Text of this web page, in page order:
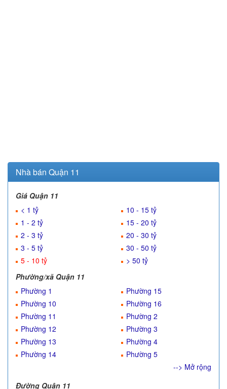
Nhà bán Quận 11
Giá Quận 11
< 1 tỷ
1 - 2 tỷ
2 - 3 tỷ
3 - 5 tỷ
5 - 10 tỷ
10 - 15 tỷ
15 - 20 tỷ
20 - 30 tỷ
30 - 50 tỷ
> 50 tỷ
Phường/xã Quận 11
Phường 1
Phường 10
Phường 11
Phường 12
Phường 13
Phường 14
Phường 15
Phường 16
Phường 2
Phường 3
Phường 4
Phường 5
--> Mở rộng
Đường Quận 11